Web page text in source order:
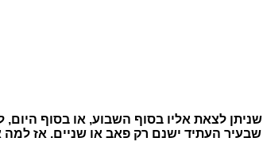
לצאת אליו בסוף השבוע, או בסוף
העתיד ישנם רק פאב או שניים. אז